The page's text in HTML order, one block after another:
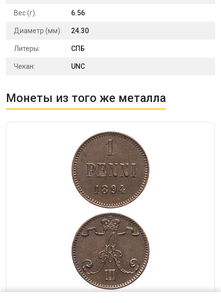
Вес (г): 6.56
Диаметр (мм): 24.30
Литеры: СПБ
Чекан: UNC
Монеты из того же металла